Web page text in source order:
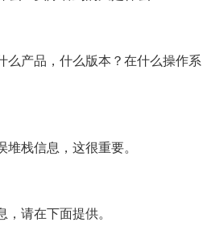
么产品，什么版本？在什么操作系
栈信息，这很重要。
请在下面提供。